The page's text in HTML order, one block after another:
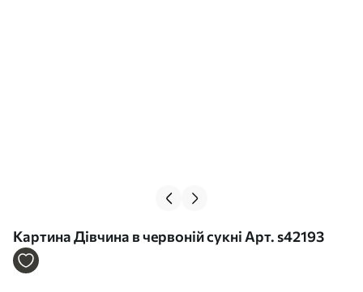
Картина Дівчина в червоній сукні Арт. s42193